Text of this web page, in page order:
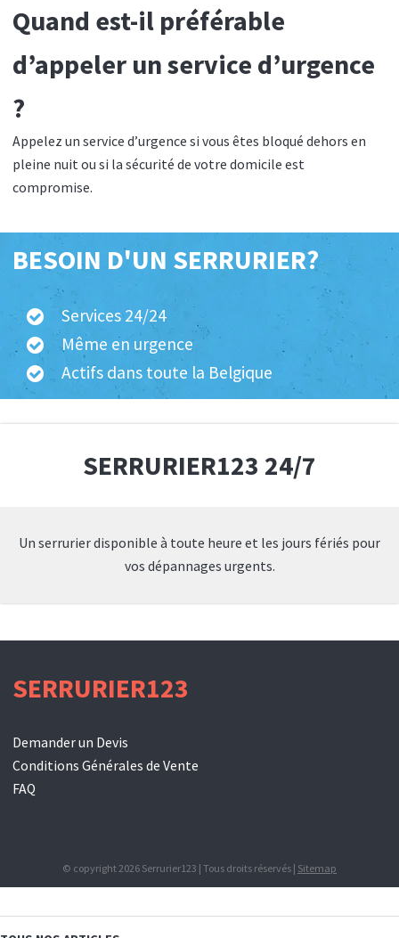
Quand est-il préférable
d’appeler un service d’urgence
?
Appelez un service d’urgence si vous êtes bloqué dehors en
pleine nuit ou si la sécurité de votre domicile est
compromise.
BESOIN D'UN SERRURIER?
Services 24/24
Même en urgence
Actifs dans toute la Belgique
SERRURIER123 24/7
Un serrurier disponible à toute heure et les jours fériés pour
vos dépannages urgents.
SERRURIER123
Demander un Devis
Conditions Générales de Vente
FAQ
© copyright 2026 Serrurier123 | Tous droits réservés | Sitemap